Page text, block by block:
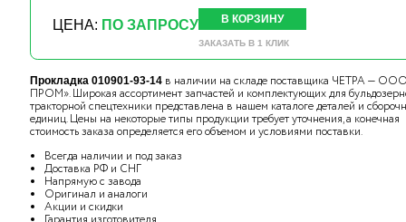
ЦЕНА: ПО ЗАПРОСУ В КОРЗИНУ
ЗАКАЗАТЬ В 1 КЛИК
Прокладка 010901-93-14в наличии на складе поставщика ЧЕТРА —
ПРОМ». Широкая ассортимент запчастей и комплектующих для
тракторной спецтехники представлена в нашем каталоге деталей и
единиц. Цены на некоторые типы продукции требует уточнения, а конечная
стоимость заказа определяется его объемом и условиями поставки.
Всегда наличии и под заказ
Доставка РФ и СНГ
Напрямую с завода
Оригинал и аналоги
Акции и скидки